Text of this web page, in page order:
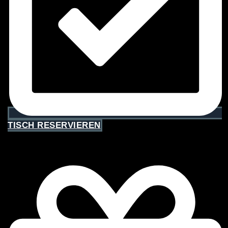
TISCH RESERVIEREN